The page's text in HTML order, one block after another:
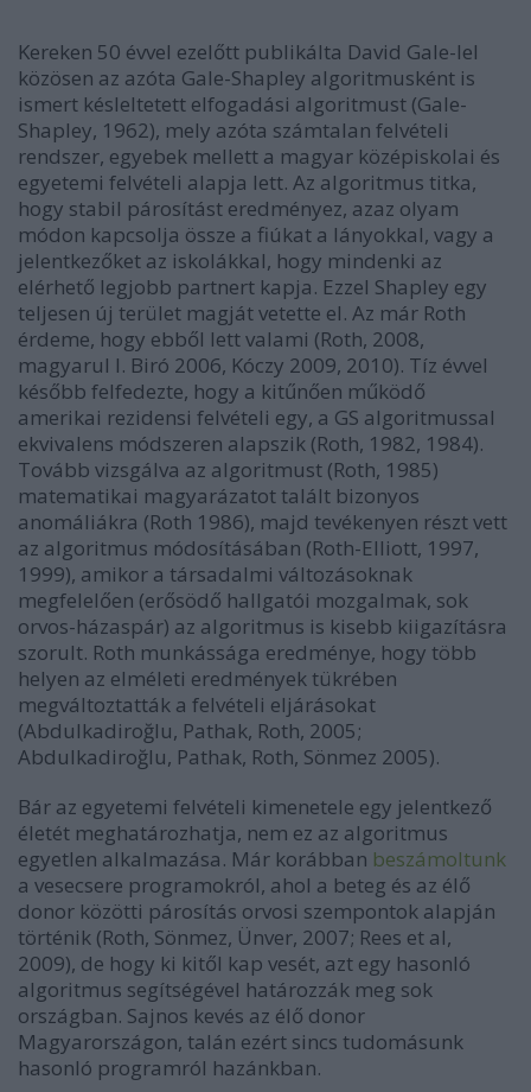
Kereken 50 évvel ezelőtt publikálta David Gale-lel
közösen az azóta Gale-Shapley algoritmusként is
ismert késleltetett elfogadási algoritmust (Gale-
Shapley, 1962), mely azóta számtalan felvételi
rendszer, egyebek mellett a magyar középiskolai és
egyetemi felvételi alapja lett. Az algoritmus titka,
hogy stabil párosítást eredményez, azaz olyam
módon kapcsolja össze a fiúkat a lányokkal, vagy a
jelentkezőket az iskolákkal, hogy mindenki az
elérhető legjobb partnert kapja. Ezzel Shapley egy
teljesen új terület magját vetette el. Az már Roth
érdeme, hogy ebből lett valami (Roth, 2008,
magyarul l. Biró 2006, Kóczy 2009, 2010). Tíz évvel
később felfedezte, hogy a kitűnően működő
amerikai rezidensi felvételi egy, a GS algoritmussal
ekvivalens módszeren alapszik (Roth, 1982, 1984).
Tovább vizsgálva az algoritmust (Roth, 1985)
matematikai magyarázatot talált bizonyos
anomáliákra (Roth 1986), majd tevékenyen részt vett
az algoritmus módosításában (Roth-Elliott, 1997,
1999), amikor a társadalmi változásoknak
megfelelően (erősödő hallgatói mozgalmak, sok
orvos-házaspár) az algoritmus is kisebb kiigazításra
szorult. Roth munkássága eredménye, hogy több
helyen az elméleti eredmények tükrében
megváltoztatták a felvételi eljárásokat
(Abdulkadiroğlu, Pathak, Roth, 2005;
Abdulkadiroğlu, Pathak, Roth, Sönmez 2005).
Bár az egyetemi felvételi kimenetele egy jelentkező
életét meghatározhatja, nem ez az algoritmus
egyetlen alkalmazása. Már korábban beszámoltunk
a vesecsere programokról, ahol a beteg és az élő
donor közötti párosítás orvosi szempontok alapján
történik (Roth, Sönmez, Ünver, 2007; Rees et al,
2009), de hogy ki kitől kap vesét, azt egy hasonló
algoritmus segítségével határozzák meg sok
országban. Sajnos kevés az élő donor
Magyarországon, talán ezért sincs tudomásunk
hasonló programról hazánkban.